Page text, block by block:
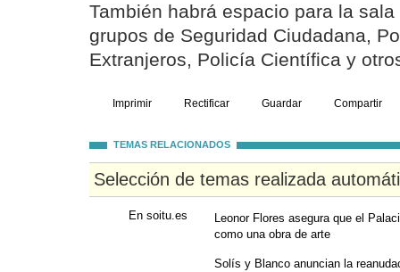
También habrá espacio para la
grupos de Seguridad Ciudadana,
Extranjeros, Policía Científica y
Imprimir Rectificar Guardar Compartir
TEMAS RELACIONADOS
Selección de temas realizada
En soitu.es
Leonor Flores asegura que el
como una obra de arte
Solís y Blanco anuncian la